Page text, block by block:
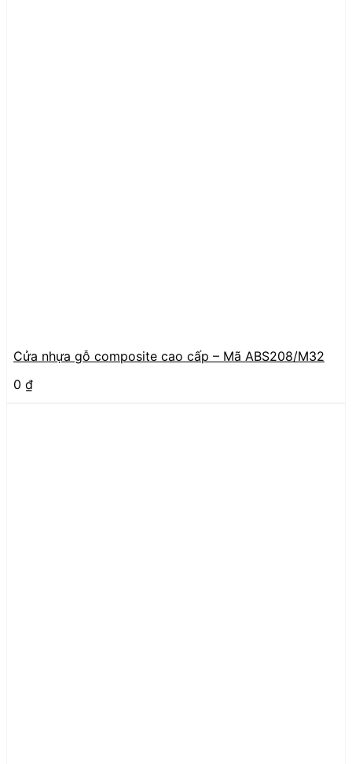
Cửa nhựa gỗ composite cao cấp – Mã ABS208/M32
0 ₫